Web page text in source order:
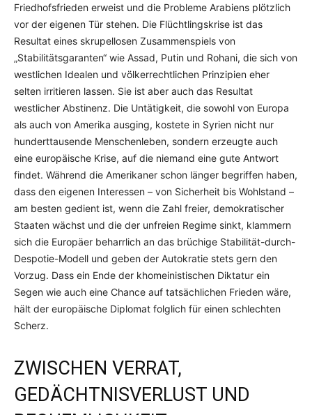
Friedhofsfrieden erweist und die Probleme Arabiens plötzlich
vor der eigenen Tür stehen. Die Flüchtlingskrise ist das
Resultat eines skrupellosen Zusammenspiels von
„Stabilitätsgaranten“ wie Assad, Putin und Rohani, die sich von
westlichen Idealen und völkerrechtlichen Prinzipien eher
selten irritieren lassen. Sie ist aber auch das Resultat
westlicher Abstinenz. Die Untätigkeit, die sowohl von Europa
als auch von Amerika ausging, kostete in Syrien nicht nur
hunderttausende Menschenleben, sondern erzeugte auch
eine europäische Krise, auf die niemand eine gute Antwort
findet. Während die Amerikaner schon länger begriffen haben,
dass den eigenen Interessen – von Sicherheit bis Wohlstand –
am besten gedient ist, wenn die Zahl freier, demokratischer
Staaten wächst und die der unfreien Regime sinkt, klammern
sich die Europäer beharrlich an das brüchige Stabilität-durch-
Despotie-Modell und geben der Autokratie stets gern den
Vorzug. Dass ein Ende der khomeinistischen Diktatur ein
Segen wie auch eine Chance auf tatsächlichen Frieden wäre,
hält der europäische Diplomat folglich für einen schlechten
Scherz.
ZWISCHEN VERRAT,
GEDÄCHTNISVERLUST UND